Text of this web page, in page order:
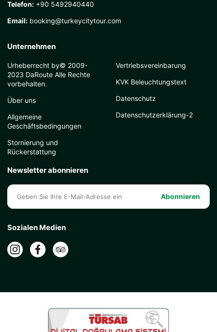
Telefon: +90 5492940440
Email: booking@turkeycitytour.com
Unternehmen
Urheberrecht by© 2009-
2023 DaRoute Alle Rechte
vorbehalten.
Über uns
Allgemeine
Geschäftsbedingungen
Stornierung und
Rückerstattung
Vertriebsvereinbarung
KVK Beleuchtungstext
Datenschutz
Datenschutzerklärung-2
Newsletter abonnieren
Abonnieren
Sozialen Medien